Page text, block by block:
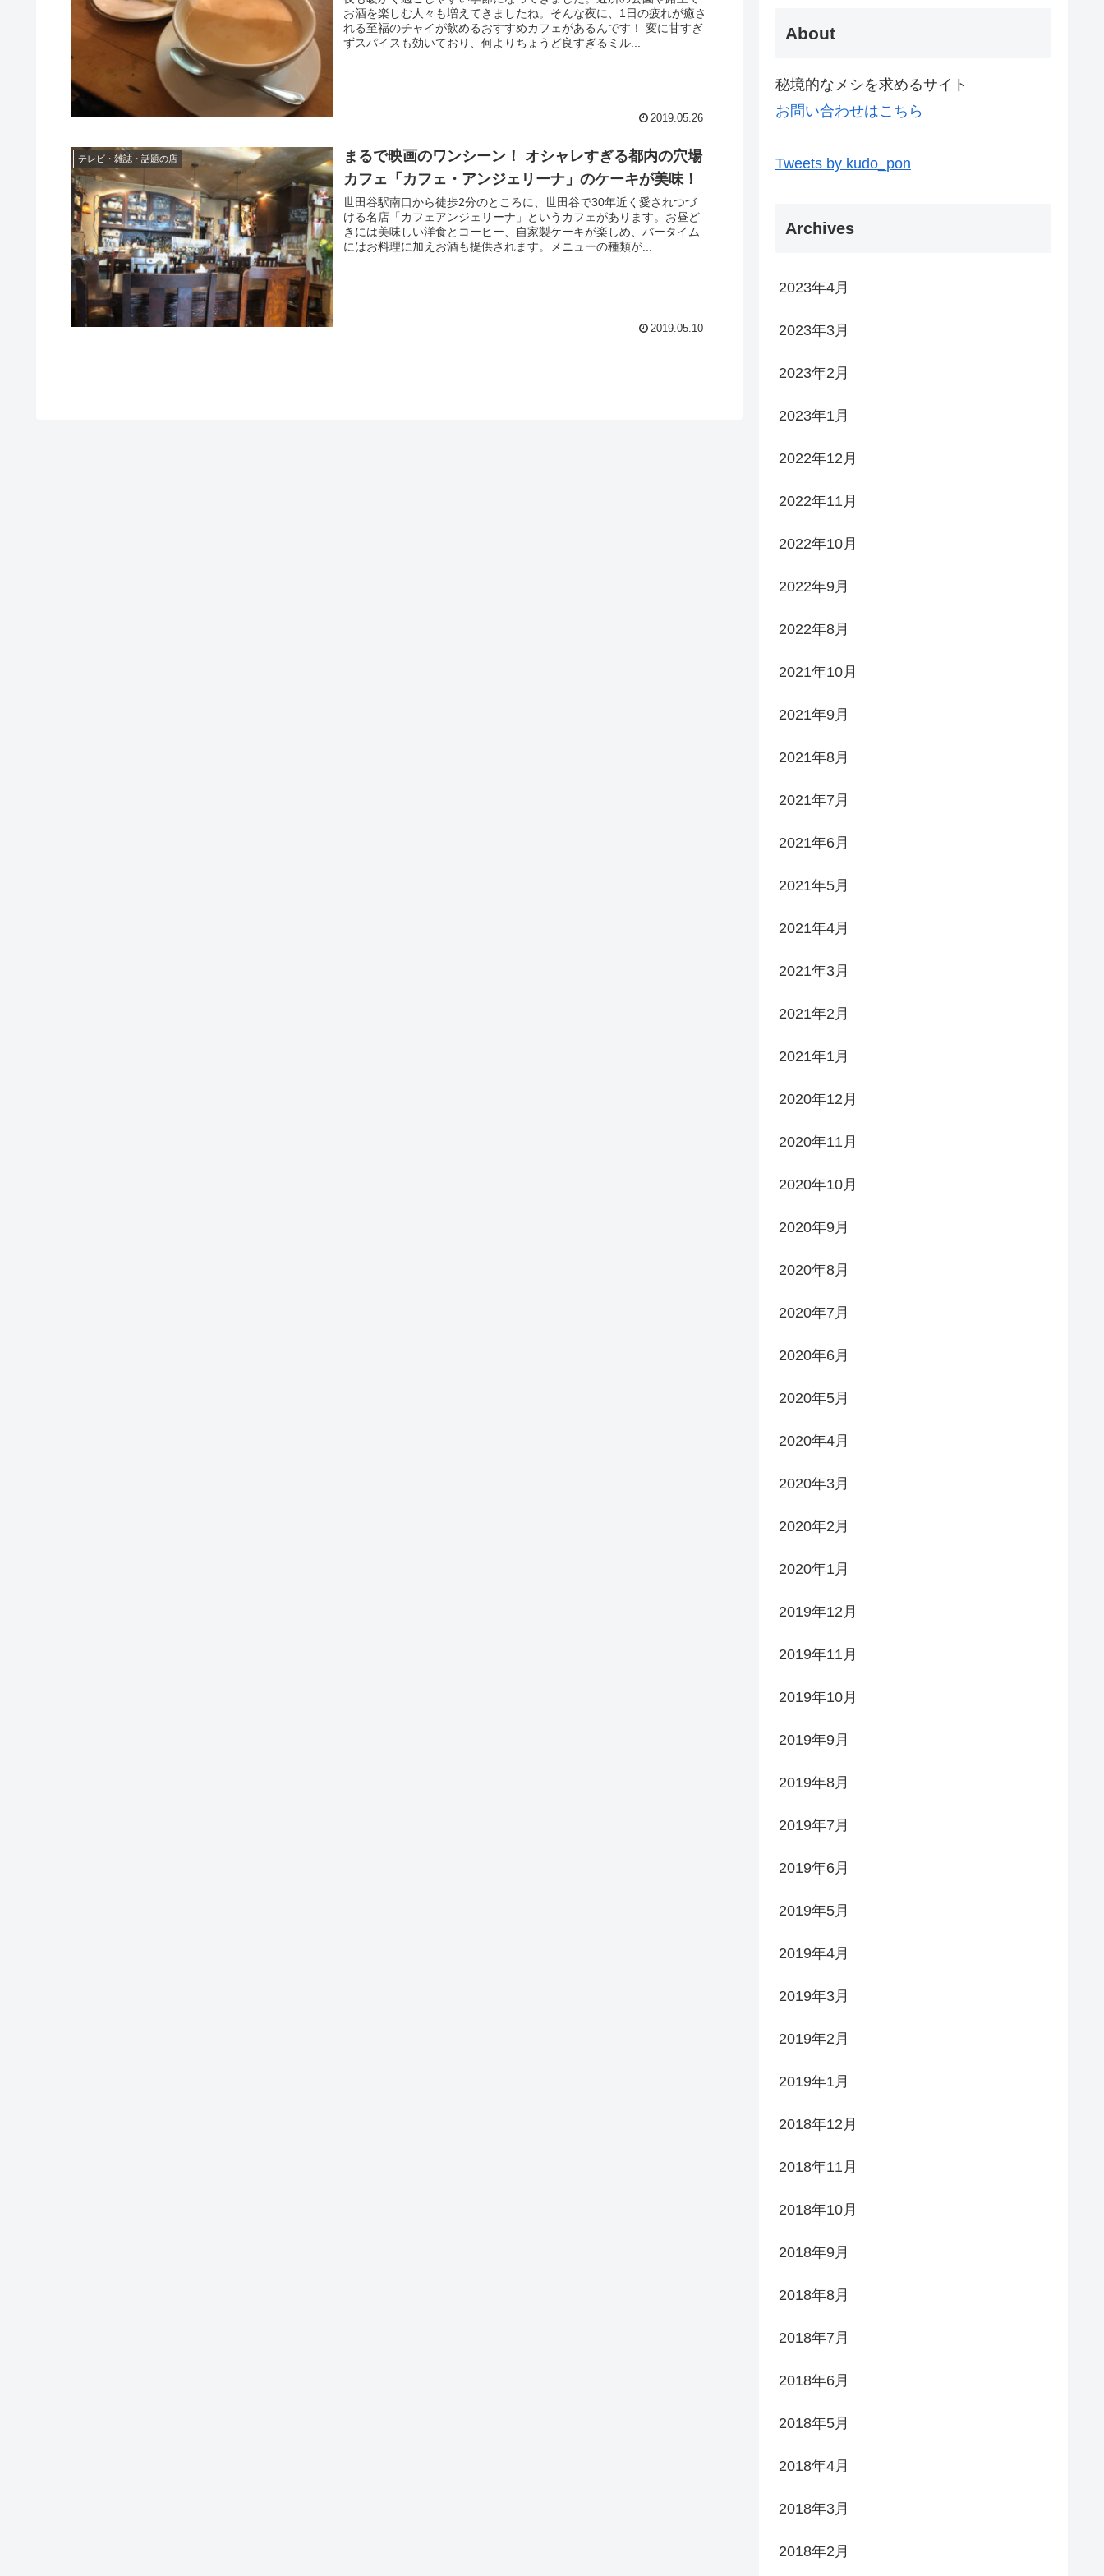
お酒を楽しむ人々も増えてきましたね。そんな夜に、1日の疲れが癒さ
れる至福のチャイが飲めるおすすめカフェがあるんです！ 変に甘すぎ
ずスパイスも効いており、何よりちょうど良すぎるミル...
2019.05.26
テレビ・雑誌・話題の店
まるで映画のワンシーン！ オシャレすぎる都内の穴場
カフェ「カフェ・アンジェリーナ」のケーキが美味！
世田谷駅南口から徒歩2分のところに、世田谷で30年近く愛されつづ
ける名店「カフェアンジェリーナ」というカフェがあります。お昼ど
きには美味しい洋食とコーヒー、自家製ケーキが楽しめ、バータイム
にはお料理に加えお酒も提供されます。メニューの種類が...
2019.05.10
About
秘境的なメシを求めるサイト
お問い合わせはこちら
Tweets by kudo_pon
Archives
2023年4月
2023年3月
2023年2月
2023年1月
2022年12月
2022年11月
2022年10月
2022年9月
2022年8月
2021年10月
2021年9月
2021年8月
2021年7月
2021年6月
2021年5月
2021年4月
2021年3月
2021年2月
2021年1月
2020年12月
2020年11月
2020年10月
2020年9月
2020年8月
2020年7月
2020年6月
2020年5月
2020年4月
2020年3月
2020年2月
2020年1月
2019年12月
2019年11月
2019年10月
2019年9月
2019年8月
2019年7月
2019年6月
2019年5月
2019年4月
2019年3月
2019年2月
2019年1月
2018年12月
2018年11月
2018年10月
2018年9月
2018年8月
2018年7月
2018年6月
2018年5月
2018年4月
2018年3月
2018年2月